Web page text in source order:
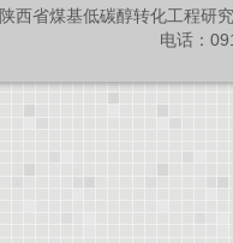
陕西省煤基低碳醇转化工程
电话：